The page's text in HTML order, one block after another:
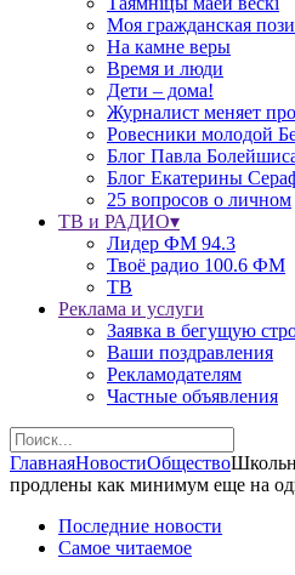
Моя гражданская
На камне веры
Время и люди
Дети – дома!
Журналист меняет
Ровесники молодой
Блог Павла
Блог Екатерины
25 вопросов о личном
ТВ и РАДИО▾
Лидер ФМ 94.3
Твоё радио 100.6 ФМ
ТВ
Реклама и услуги
Заявка в бегущую
Ваши поздравления
Рекламодателям
Частные объявления
ГлавнаяНовостиОбщество
продлены как минимум еще на
Последние новости
Самое читаемое